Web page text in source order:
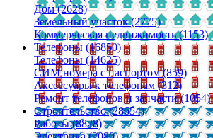
Дом (2628)
Земельный участок (2775)
Коммерческая недвижимость (1153)
Телефоны (16850)
Телефоны (14625)
СИМ номера с паспортом (859)
Аксессуары к телефонам (312)
Ремонт телефонов и запчасти (1054)
Строительство (28654)
Работы (8828)